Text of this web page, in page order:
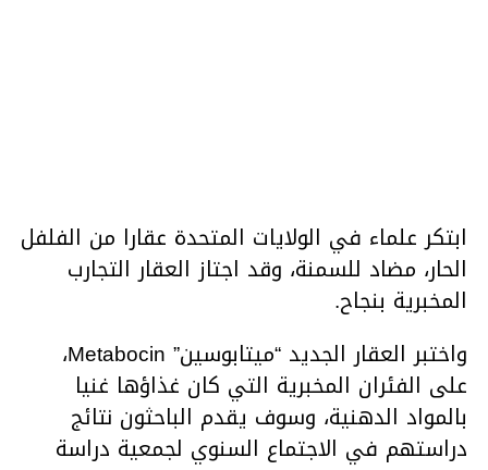
ابتكر علماء في الولايات المتحدة عقارا من الفلفل
الحار، مضاد للسمنة، وقد اجتاز العقار التجارب
المخبرية بنجاح.
واختبر العقار الجديد “ميتابوسين” Metabocin،
على الفئران المخبرية التي كان غذاؤها غنيا
بالمواد الدهنية، وسوف يقدم الباحثون نتائج
دراستهم في الاجتماع السنوي لجمعية دراسة